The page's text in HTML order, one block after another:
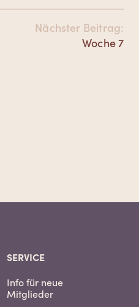
Beitrags-
Navigation
Nächster Beitrag:
Nächster
Woche 7
SERVICE
Info für neue
Mitglieder